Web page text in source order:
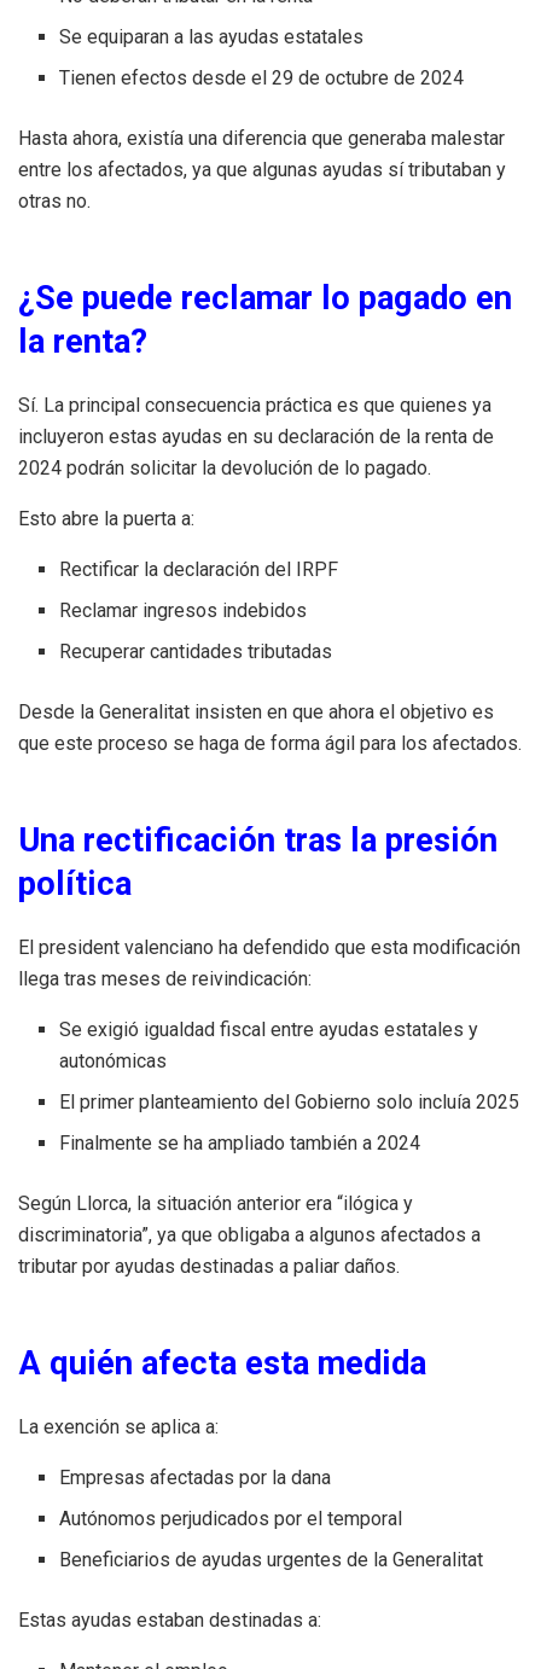
Se equiparan a las ayudas estatales
Tienen efectos desde el 29 de octubre de 2024
Hasta ahora, existía una diferencia que generaba malestar
entre los afectados, ya que algunas ayudas sí tributaban y
otras no.
¿Se puede reclamar lo pagado en
la renta?
Sí. La principal consecuencia práctica es que quienes ya
incluyeron estas ayudas en su declaración de la renta de
2024 podrán solicitar la devolución de lo pagado.
Esto abre la puerta a:
Rectificar la declaración del IRPF
Reclamar ingresos indebidos
Recuperar cantidades tributadas
Desde la Generalitat insisten en que ahora el objetivo es
que este proceso se haga de forma ágil para los afectados.
Una rectificación tras la presión
política
El president valenciano ha defendido que esta modificación
llega tras meses de reivindicación:
Se exigió igualdad fiscal entre ayudas estatales y
autonómicas
El primer planteamiento del Gobierno solo incluía 2025
Finalmente se ha ampliado también a 2024
Según Llorca, la situación anterior era “ilógica y
discriminatoria”, ya que obligaba a algunos afectados a
tributar por ayudas destinadas a paliar daños.
A quién afecta esta medida
La exención se aplica a:
Empresas afectadas por la dana
Autónomos perjudicados por el temporal
Beneficiarios de ayudas urgentes de la Generalitat
Estas ayudas estaban destinadas a: